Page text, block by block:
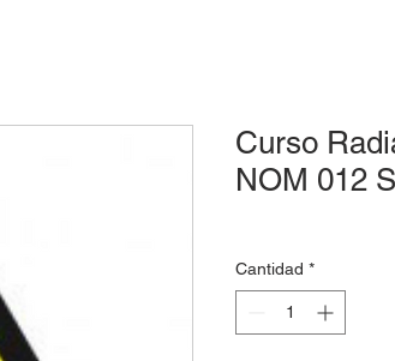
Curso
NOM 012
Cantidad *